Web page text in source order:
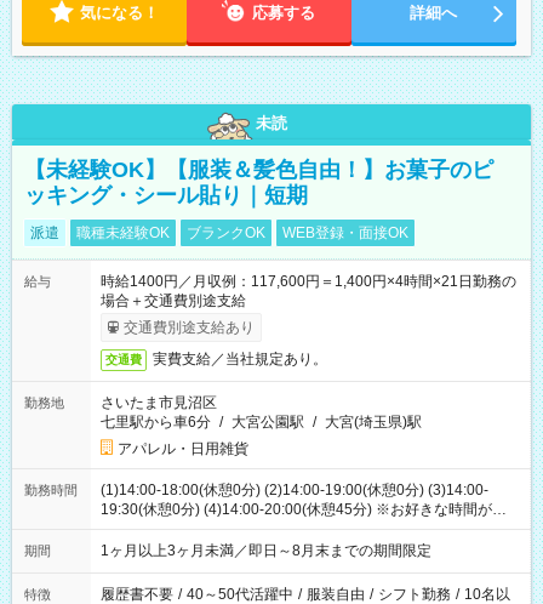
気になる！ 応募する 詳細へ
未読
【未経験OK】【服装＆髪色自由！】お菓子のピ
ッキング・シール貼り｜短期
派遣 職種未経験OK ブランクOK WEB登録・面接OK
給与
時給1400円／月収例：117,600円＝1,400円×4時間×21日勤務の
場合＋交通費別途支給
交通費別途支給あり
交通費 実費支給／当社規定あり。
勤務地
さいたま市見沼区
七里駅から車6分 / 大宮公園駅 / 大宮(埼玉県)駅
アパレル・日用雑貨
勤務時間
(1)14:00-18:00(休憩0分) (2)14:00-19:00(休憩0分) (3)14:00-
19:30(休憩0分) (4)14:00-20:00(休憩45分) ※お好きな時間が選べ
ます
期間 1ヶ月以上3ヶ月未満／即日～8月末までの期間限定
特徴 履歴書不要 / 40～50代活躍中 / 服装自由 / シフト勤務 / 10名以